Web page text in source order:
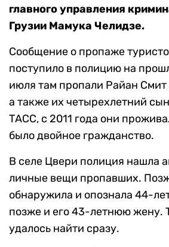
главного управления
Грузии Мамука Челидзе.
Сообщение о пропаже
поступило в полицию на
июля там пропали Райан
а также их четырехлетний
ТАСС, с 2011 года они
было двойное гражданство.
В селе Цвери полиция нашла
личные вещи пропавших.
обнаружила и опознала 44-
позже и его 43-летнюю жену.
удалось найти сразу.